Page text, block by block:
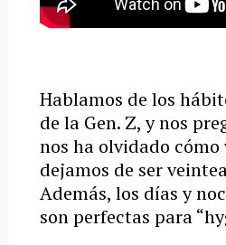
Hablamos de los
de la Gen. Z, y nos
nos ha olvidado
dejamos de ser
Además, los días y
son perfectas para